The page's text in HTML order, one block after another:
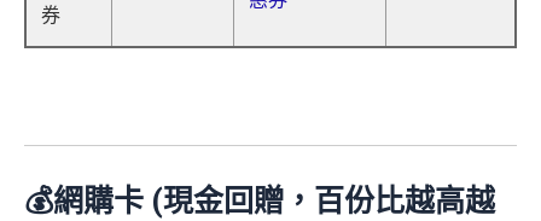
券
💰網購卡 (現金回贈，百份比越高越